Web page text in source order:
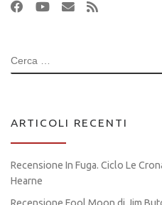
CERCA
ARTICOLI RECENTI
Recensione In Fuga. Ciclo Le
Hearne